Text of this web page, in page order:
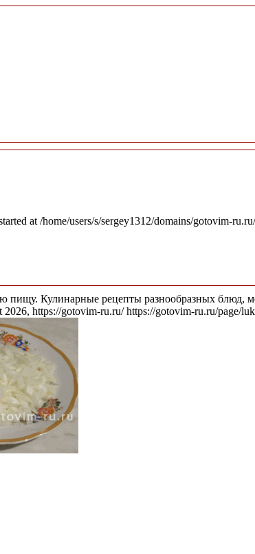
at /home/users/s/sergey1312/domains/gotovim-
пищу. Кулинарные рецепты разнообразных блюд,
2026, https://gotovim-ru.ru/ https://gotovim-ru.ru/page/